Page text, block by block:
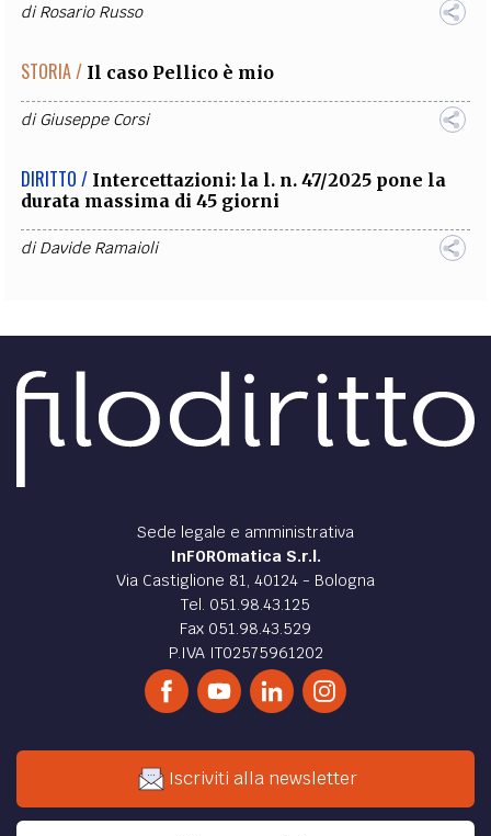
diRosario Russo
STORIA / Il caso Pellico è mio
diGiuseppe Corsi
DIRITTO / Intercettazioni: la l. n. 47/2025 pone la
durata massima di 45 giorni
diDavide Ramaioli
Sede legale e amministrativa
InFOROmatica S.r.l.
Via Castiglione 81, 40124 - Bologna
Tel. 051.98.43.125
Fax 051.98.43.529
P.IVA IT02575961202
Iscriviti alla newsletter